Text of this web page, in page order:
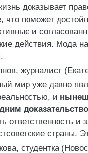
доказывает
что поможет
и
действия. Мода
журналист
мир уже давно
и
ответственность и
страны.
студентка